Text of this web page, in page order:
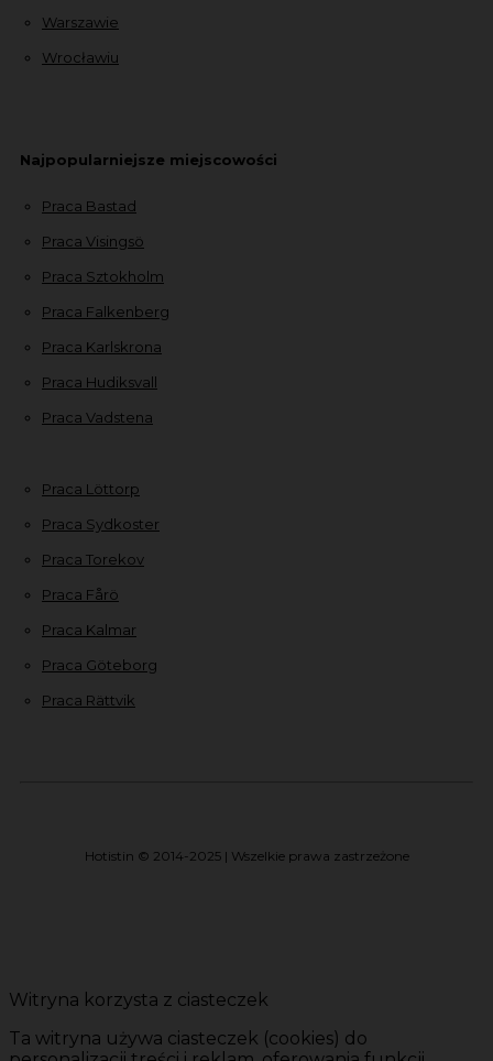
Warszawie
Wrocławiu
Najpopularniejsze miejscowości
Praca Bastad
Praca Visingsö
Praca Sztokholm
Praca Falkenberg
Praca Karlskrona
Praca Hudiksvall
Praca Vadstena
Praca Löttorp
Praca Sydkoster
Praca Torekov
Praca Fårö
Praca Kalmar
Praca Göteborg
Praca Rättvik
Hotistin © 2014-2025 | Wszelkie prawa zastrzeżone
Witryna korzysta z ciasteczek
Ta witryna używa ciasteczek (cookies) do